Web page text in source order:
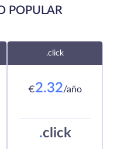
POPULAR
.click
€2.32/año
.click